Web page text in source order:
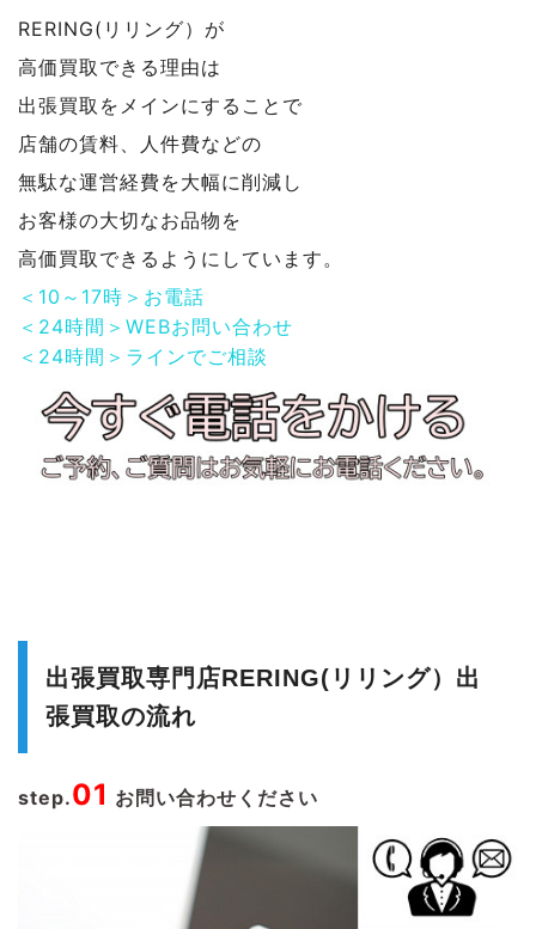
RERING(リリング）が
高価買取できる理由は
出張買取をメインにすることで
店舗の賃料、人件費などの
無駄な運営経費を大幅に削減し
お客様の大切なお品物を
高価買取できるようにしています。
＜10～17時＞お電話
＜24時間＞WEBお問い合わせ
＜24時間＞ラインでご相談
出張買取専門店RERING(リリング）出
張買取の流れ
step.01 お問い合わせください